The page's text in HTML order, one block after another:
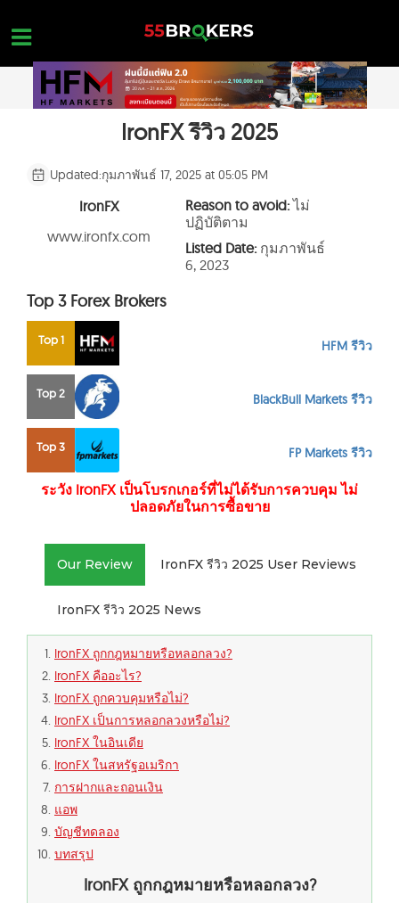
content
โบรกเกอร์ที่อยู่ในบัญชีดำ
การศึกษา FOREX
ติดต่อสอบถาม
IronFX รีวิว 2025
Updated:กุมภาพันธ์ 17, 2025 at 05:05 PM
IronFX
www.ironfx.com
Reason to avoid:ไม่
ปฏิบัติตาม
Listed Date:กุมภาพันธ์
6, 2023
Top 3 Forex Brokers
Top 1 HFM รีวิว
Top 2 BlackBull Markets รีวิว
Top 3 FP Markets รีวิว
ระวัง IronFX เป็นโบรกเกอร์ที่ไม่ได้รับการควบคุม ไม่
ปลอดภัยในการซื้อขาย
Our Review IronFX รีวิว 2025 User Reviews
IronFX รีวิว 2025 News
IronFX ถูกกฎหมายหรือหลอกลวง?
IronFX คืออะไร?
IronFX ถูกควบคุมหรือไม่?
IronFX เป็นการหลอกลวงหรือไม่?
IronFX ในอินเดีย
IronFX ในสหรัฐอเมริกา
การฝากและถอนเงิน
แอพ
บัญชีทดลอง
บทสรุป
IronFX ถูกกฎหมายหรือหลอกลวง?